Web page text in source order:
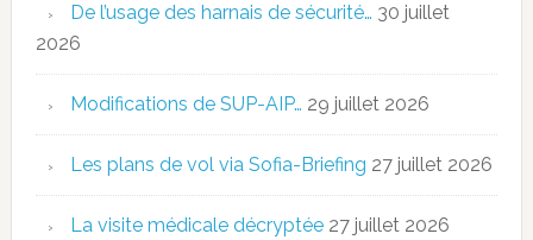
De l’usage des harnais de sécurité… 30 juillet
2026
Modifications de SUP-AIP… 29 juillet 2026
Les plans de vol via Sofia-Briefing 27 juillet 2026
La visite médicale décryptée 27 juillet 2026